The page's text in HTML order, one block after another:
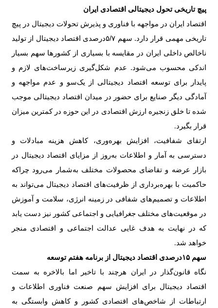
پیچ تاریخی تحول دیجیتالی اقتصادی ایران
اقتصاد ایران در مواجهه با فناوری و پذیرش تحولات دیجیتال در پیچ
تاریخی مهمی قرار دارد. سهم ۵/۷درصدی اقتصاد دیجیتال از تولید
ناخالص داخلی ایران در مقایسه با بسیاری از کشورها سهم بسیار
اندکی محسوب می‌شود. عدم شکل‌گیری زیرساخت‌های لازم و
پایدار برای توسعه اقتصاد دیجیتالی از یک‌سو و عدم مواجهه و
آمادگی دیگر صنایع برای حضور در میدان اقتصاد دیجیتالی موجب
شده تا خلق زنجیره ارزش اقتصادی در این حوزه در کمترین میزان
قرار بگیرد.
ارتقای شفافیت، افزایش بهره‌وری، کاهش هزینه مبادلات و
دسترسی به آمار و اطلاعات به‌روز از مزایای اقتصاد دیجیتال در
بازار عرضه و تقاضای محصولات مختلف به‌شمار می‌رود چراکه
حاکمیت با بهره‌برداری از ظرفیت‌های اقتصاد دیجیتال می‌تواند به
اطلاعات و تصمیم‌های شفافی در زمینه انرژی، سلامت و آموزش
در موقعیت‌های مختلف جغرافیایی و اجتماعی کشور نیز دست یابد
که در نهایت به هدف غایی عدالت اجتماعی و اقتصادی منجر
خواهد شد.
سهم ۱۵درصدی اقتصاد دیجیتال از برنامه هفتم توسعه
نگاه قانون‌گذار در ایران هرچند با تاخیر اما بالاخره به سمت
اقتصاد دیجیتال برای افزایش سهم صنعت فناوری اطلاعات و
ارتباطات از شاخص‌های اقتصادی کشور و کاهش وابستگی به